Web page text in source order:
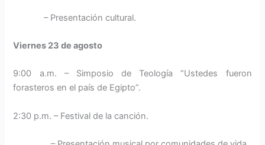
– Presentación cultural.
Viernes 23 de agosto
9:00 a.m. – Simposio de Teología “Ustedes fueron
forasteros en el país de Egipto”.
2:30 p.m. – Festival de la canción.